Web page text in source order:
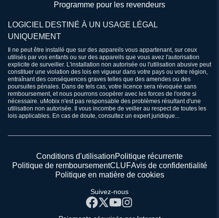
Programme pour les revendeurs
LOGICIEL DESTINÉ À UN USAGE LÉGAL
UNIQUEMENT
Il ne peut être installé que sur des appareils vous appartenant, sur ceux
utilisés par vos enfants ou sur des appareils que vous avez l'autorisation
explicite de surveiller. L'installation non autorisée ou l'utilisation abusive peut
constituer une violation des lois en vigueur dans votre pays ou votre région,
entraînant des conséquences graves telles que des amendes ou des
poursuites pénales. Dans de tels cas, votre licence sera révoquée sans
remboursement, et nous pourrons coopérer avec les forces de l'ordre si
nécessaire. uMobix n'est pas responsable des problèmes résultant d'une
utilisation non autorisée. Il vous incombe de veiller au respect de toutes les
lois applicables. En cas de doute, consultez un expert juridique...
Conditions d'utilisationPolitique récurrente
Politique de remboursementCLUFAvis de confidentialité
Politique en matière de cookies
Suivez-nous